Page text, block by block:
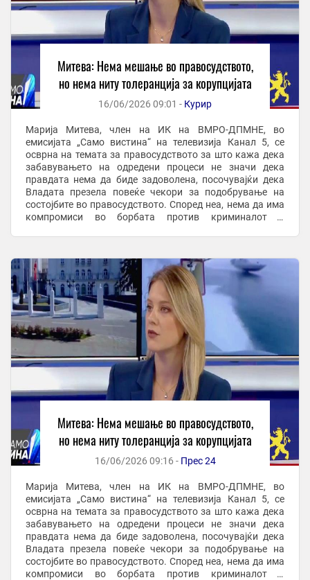
Митева: Нема мешање во правосудството,
но нема ниту толеранција за корупцијата
16/06/2026 09:01 - Курир
Марија Митева, член на ИК на ВМРО-ДПМНЕ, во
емисијата „Само вистина“ на телевизија Канал 5, се
осврна на темата за правосудството за што кажа дека
забавувањето на одредени процеси не значи дека
правдата нема да биде задоволена, посочувајќи дека
Владата презела повеќе чекори за подобрување на
состојбите во правосудството. Според неа, нема да има
компромиси во борбата против криминалот и
Митева: Нема мешање во правосудството,
но нема ниту толеранција за корупцијата
16/06/2026 09:16 - Прес 24
Марија Митева, член на ИК на ВМРО-ДПМНЕ, во
емисијата „Само вистина“ на телевизија Канал 5, се
осврна на темата за правосудството за што кажа дека
забавувањето на одредени процеси не значи дека
правдата нема да биде задоволена, посочувајќи дека
Владата презела повеќе чекори за подобрување на
состојбите во правосудството. Според неа, нема да има
компромиси во борбата против криминалот и